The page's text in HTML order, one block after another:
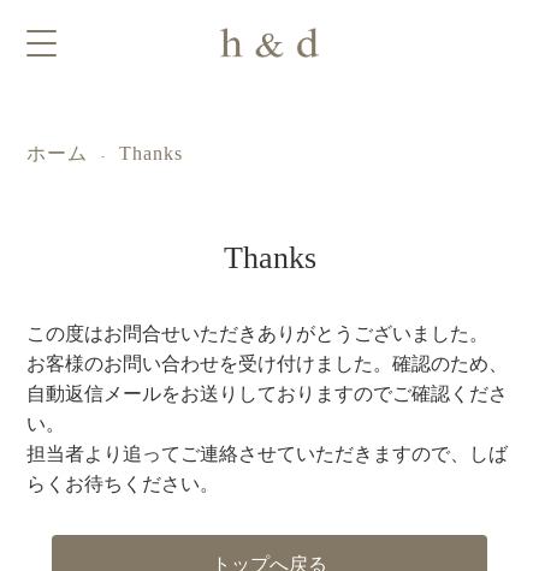
ホーム - Thanks
Thanks
この度はお問合せいただきありがとうございました。
お客様のお問い合わせを受け付けました。確認のため、
自動返信メールをお送りしておりますのでご確認くださ
い。
担当者より追ってご連絡させていただきますので、しば
らくお待ちください。
トップへ戻る